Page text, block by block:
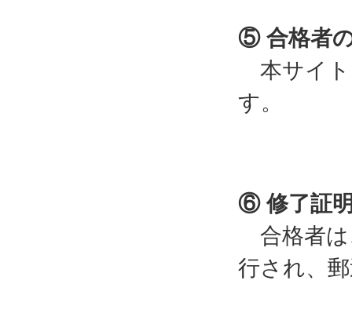
⑤ 合格者
本サイト
す。
⑥ 修了証
合格者は
行され、